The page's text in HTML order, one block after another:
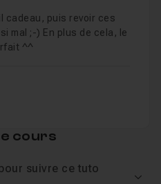
cadeau, puis revoir ces
mal ;-) En plus de cela, le
^^
cours
suivre ce tuto